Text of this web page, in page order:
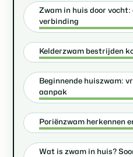
Zwam in huis door
verbinding
Kelderzwam bestrijden
Beginnende huiszwam:
aanpak
Poriënzwam herkennen
Wat is zwam in huis?